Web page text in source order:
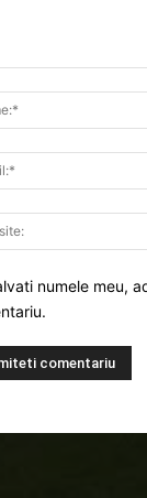
numele meu,